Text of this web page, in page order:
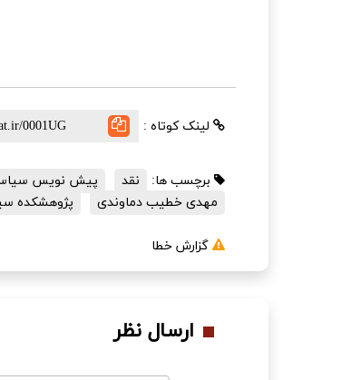
لینک کوتاه :
برچسب ها: نقد پیش نویس
مهدی خطیب دماوندی
پژوهشکده
گزارش خطا
ارسال نظر